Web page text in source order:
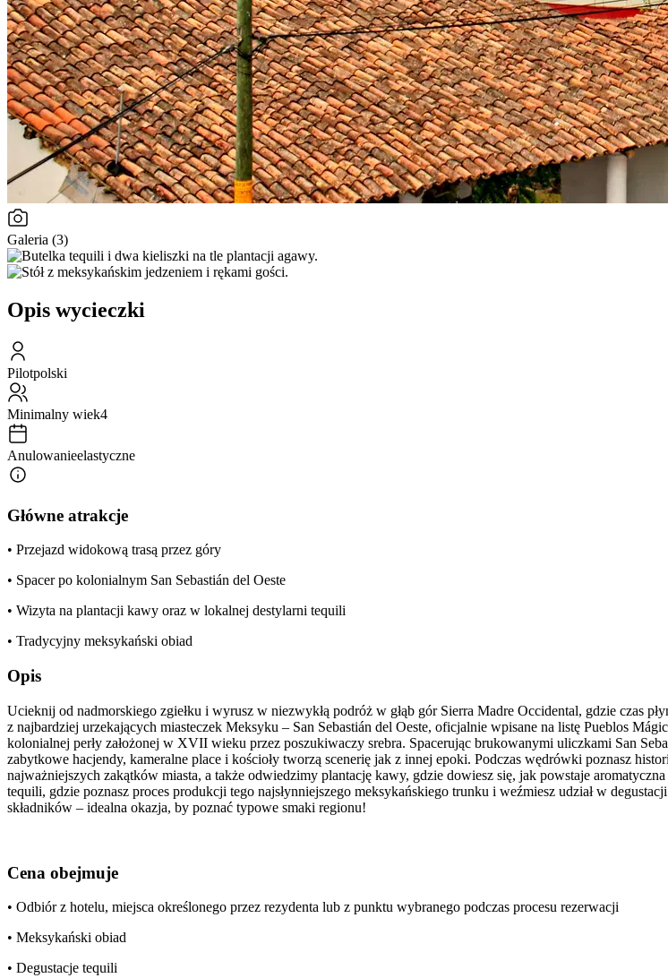
Galeria (3)
Opis wycieczki
Pilotpolski
Minimalny wiek4
Anulowanieelastyczne
Główne atrakcje
• Przejazd widokową trasą przez góry
• Spacer po kolonialnym San Sebastián del Oeste
• Wizyta na plantacji kawy oraz w lokalnej destylarni tequili
• Tradycyjny meksykański obiad
Opis
Ucieknij od nadmorskiego zgiełku i wyrusz w niezwykłą podróż w głąb gór Sierra Madre Occidental, gdzie czas
z najbardziej urzekających miasteczek Meksyku – San Sebastián del Oeste, oficjalnie wpisane na listę Pueblos
kolonialnej perły założonej w XVII wieku przez poszukiwaczy srebra. Spacerując brukowanymi uliczkami San
zabytkowe hacjendy, kameralne place i kościoły tworzą scenerię jak z innej epoki. Podczas wędrówki poznasz
najważniejszych zakątków miasta, a także odwiedzimy plantację kawy, gdzie dowiesz się, jak powstaje
tequili, gdzie poznasz proces produkcji tego najsłynniejszego meksykańskiego trunku i weźmiesz udział w
składników – idealna okazja, by poznać typowe smaki regionu!
Cena obejmuje
• Odbiór z hotelu, miejsca określonego przez rezydenta lub z punktu wybranego podczas procesu rezerwacji
• Meksykański obiad
• Degustacje tequili